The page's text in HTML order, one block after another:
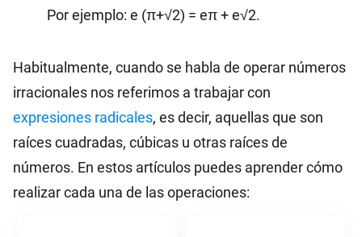
Por ejemplo: e (π+√2) = eπ + e√2.
Habitualmente, cuando se habla de operar números
irracionales nos referimos a trabajar con
expresiones radicales, es decir, aquellas que son
raíces cuadradas, cúbicas u otras raíces de
números. En estos artículos puedes aprender cómo
realizar cada una de las operaciones: